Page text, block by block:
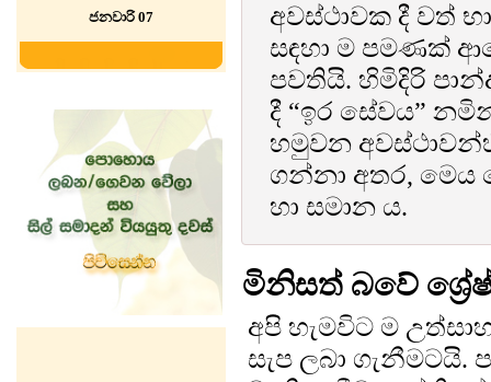
ජනවාරි 07
අවස්ථාවක දී වත්
සඳහා ම පමණක්
පවතියි. හිමිදිරි
දී “ඉර සේවය”
හමුවන
ගන්නා අතර, මෙය
හා සමාන ය.
මිනිසත් බවේ
අපි හැමවිට ම
සැප ලබා